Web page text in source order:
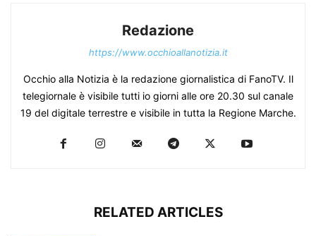
Redazione
https://www.occhioallanotizia.it
Occhio alla Notizia è la redazione giornalistica di FanoTV. Il
telegiornale è visibile tutti io giorni alle ore 20.30 sul canale
19 del digitale terrestre e visibile in tutta la Regione Marche.
RELATED ARTICLES